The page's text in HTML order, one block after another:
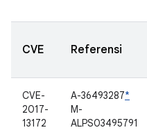
CVE Referensi
CVE-
2017-
13172
A-36493287*
M-
ALPS03495791